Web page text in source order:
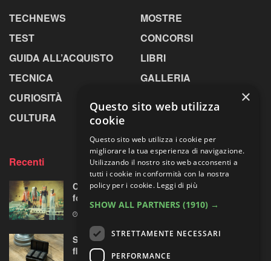
TECHNEWS
TEST
GUIDA ALL’ACQUISTO
TECNICA
CURIOSITÀ
CULTURA
MOSTRE
CONCORSI
LIBRI
GALLERIA
Recenti
Centosessantasette candeline per la mostra
fotografica più longeva al mondo
Sony prepara la “rivoluzione” audio 32-bit
float per le sue mirrorless Alpha?
×
Questo sito web utilizza
cookie
Questo sito web utilizza i cookie per
migliorare la tua esperienza di navigazione.
Utilizzando il nostro sito web acconsenti a
tutti i cookie in conformità con la nostra
policy per i cookie. Leggi di più
SHOW ALL PARTNERS (1910) →
STRETTAMENTE NECESSARI
PERFORMANCE